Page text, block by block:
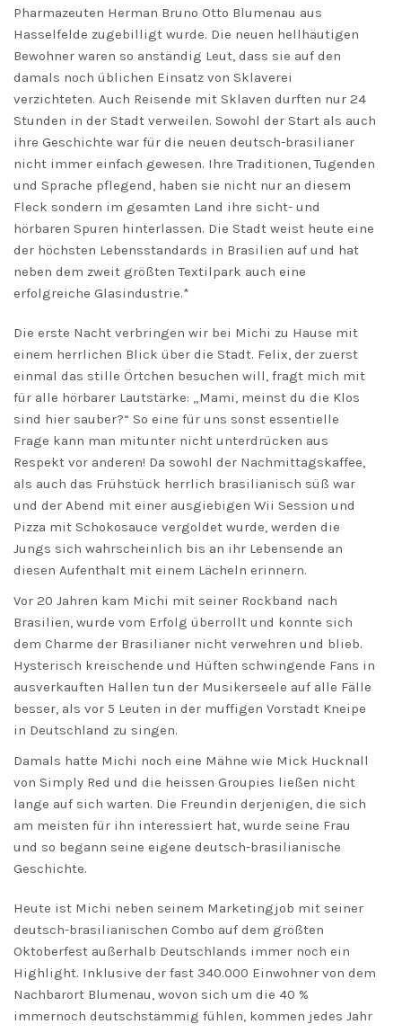
Pharmazeuten Herman Bruno Otto Blumenau aus
Hasselfelde zugebilligt wurde. Die neuen hellhäutigen
Bewohner waren so anständig Leut, dass sie auf den
damals noch üblichen Einsatz von Sklaverei
verzichteten. Auch Reisende mit Sklaven durften nur 24
Stunden in der Stadt verweilen. Sowohl der Start als auch
ihre Geschichte war für die neuen deutsch-brasilianer
nicht immer einfach gewesen. Ihre Traditionen, Tugenden
und Sprache pflegend, haben sie nicht nur an diesem
Fleck sondern im gesamten Land ihre sicht- und
hörbaren Spuren hinterlassen. Die Stadt weist heute eine
der höchsten Lebensstandards in Brasilien auf und hat
neben dem zweit größten Textilpark auch eine
erfolgreiche Glasindustrie.*
Die erste Nacht verbringen wir bei Michi zu Hause mit
einem herrlichen Blick über die Stadt. Felix, der zuerst
einmal das stille Örtchen besuchen will, fragt mich mit
für alle hörbarer Lautstärke: „Mami, meinst du die Klos
sind hier sauber?“ So eine für uns sonst essentielle
Frage kann man mitunter nicht unterdrücken aus
Respekt vor anderen! Da sowohl der Nachmittagskaffee,
als auch das Frühstück herrlich brasilianisch süß war
und der Abend mit einer ausgiebigen Wii Session und
Pizza mit Schokosauce vergoldet wurde, werden die
Jungs sich wahrscheinlich bis an ihr Lebensende an
diesen Aufenthalt mit einem Lächeln erinnern.
Vor 20 Jahren kam Michi mit seiner Rockband nach
Brasilien, wurde vom Erfolg überrollt und konnte sich
dem Charme der Brasilianer nicht verwehren und blieb.
Hysterisch kreischende und Hüften schwingende Fans in
ausverkauften Hallen tun der Musikerseele auf alle Fälle
besser, als vor 5 Leuten in der muffigen Vorstadt Kneipe
in Deutschland zu singen.
Damals hatte Michi noch eine Mähne wie Mick Hucknall
von Simply Red und die heissen Groupies ließen nicht
lange auf sich warten. Die Freundin derjenigen, die sich
am meisten für ihn interessiert hat, wurde seine Frau
und so begann seine eigene deutsch-brasilianische
Geschichte.
Heute ist Michi neben seinem Marketingjob mit seiner
deutsch-brasilianischen Combo auf dem größten
Oktoberfest außerhalb Deutschlands immer noch ein
Highlight. Inklusive der fast 340.000 Einwohner von dem
Nachbarort Blumenau, wovon sich um die 40 %
immernoch deutschstämmig fühlen, kommen jedes Jahr